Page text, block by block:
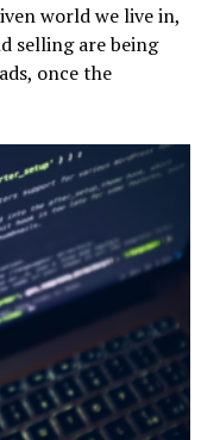
world we live in,
selling are being
once the